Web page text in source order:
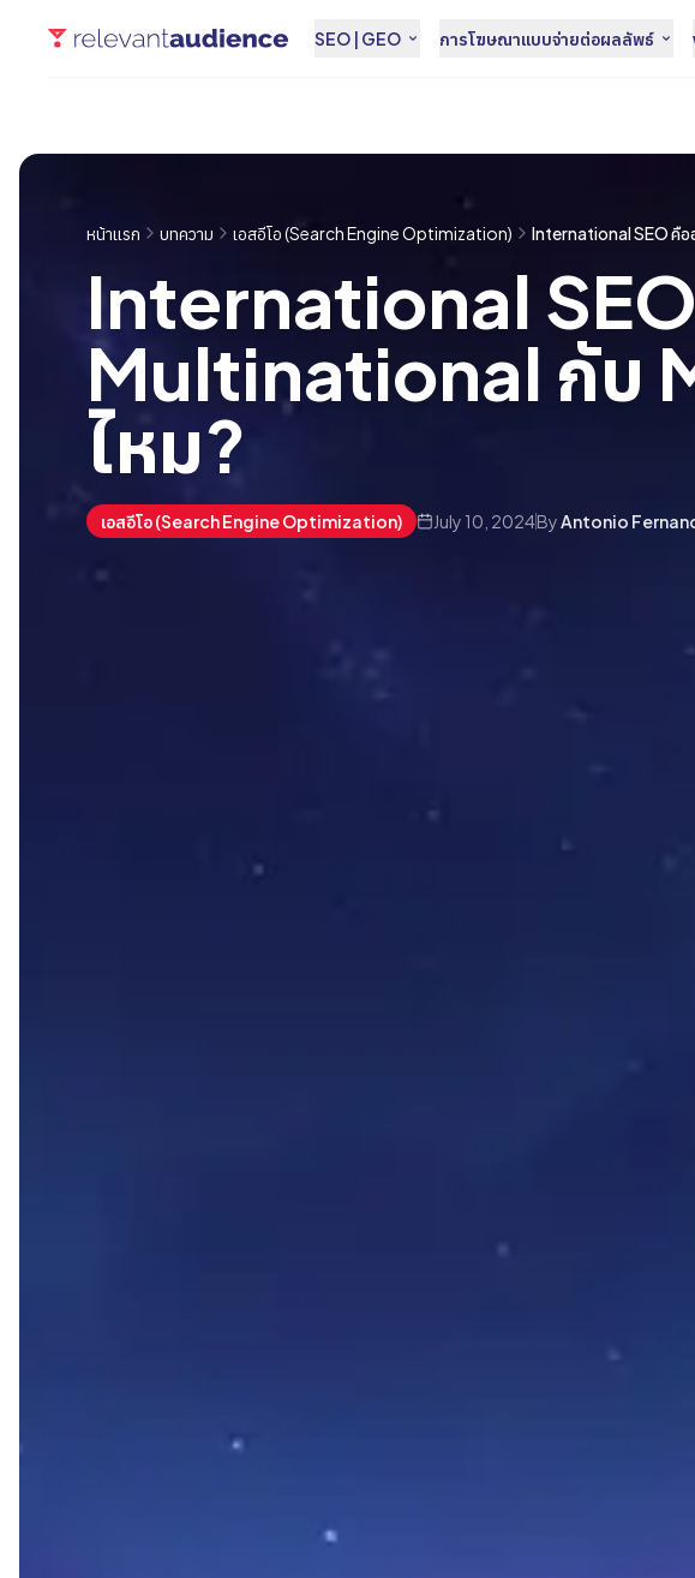
SEO | GEO การโฆษณาแบบจ่ายต่อผลลัพธ์
หน้าแรก บทความ เอสอีโอ (Search Engine Optimization) International SEO คือ
International
Multinational กับ
ไหม?
เอสอีโอ (Search Engine Optimization) July 10, 2024ByAntonio